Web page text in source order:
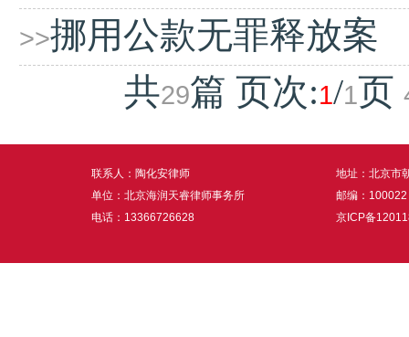
>>挪用公款无罪释放案
共29篇 页次:1/1页
联系人：陶化安律师
单位：北京海润天睿律师事务所
电话：13366726628
地址：北京市
邮编：100022
京ICP备